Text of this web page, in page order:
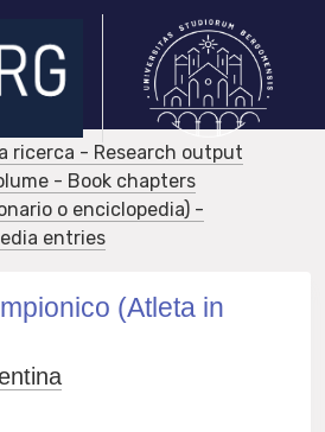
ricerca - Research output
- Book chapters
o enciclopedia) -
entries
(Atleta in